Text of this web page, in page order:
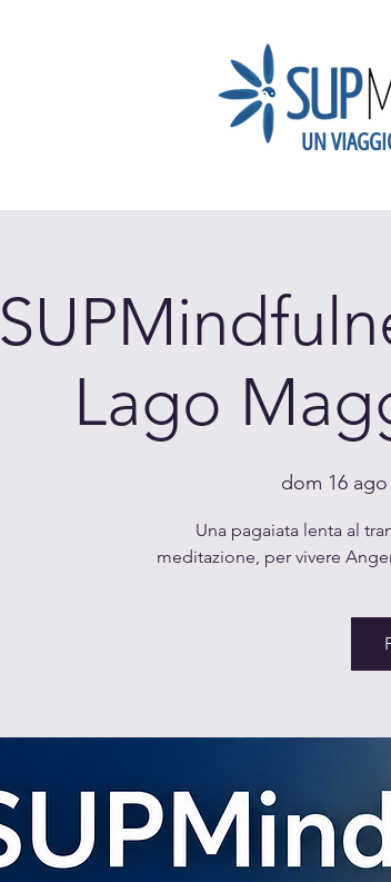
UN
Lago
dom 16 ago
Una pagaiata lenta al
meditazione, per vivere